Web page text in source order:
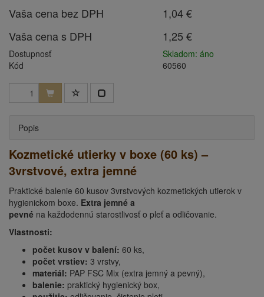
Vaša cena bez DPH
1,04 €
Vaša cena s DPH
1,25 €
Dostupnosť
Skladom: áno
Kód
60560
Popis
Kozmetické utierky v boxe (60 ks) –
3vrstvové, extra jemné
Praktické balenie 60 kusov 3vrstvových kozmetických utierok v
hygienickom boxe. Extra jemné a
pevné na každodennú starostlivosť o pleť a odličovanie.
Vlastnosti:
počet kusov v balení: 60 ks,
počet vrstiev: 3 vrstvy,
materiál: PAP FSC Mix (extra jemný a pevný),
balenie: praktický hygienický box,